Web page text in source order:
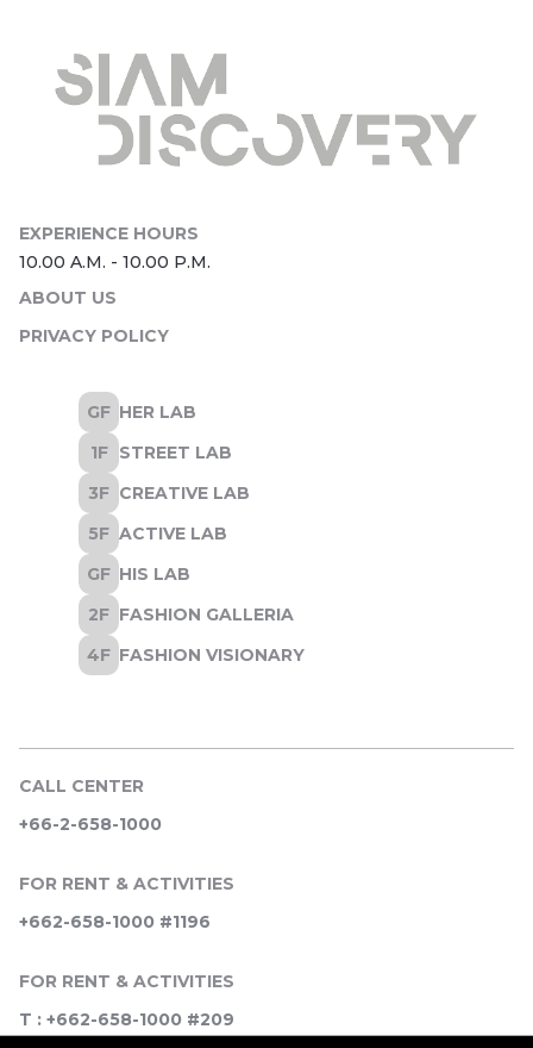
ABOUT US
PRIVACY POLICY
CALL CENTER
+66-2-658-1000
FOR RENT & ACTIVITIES
+662-658-1000 #1196
FOR RENT & ACTIVITIES
T : +662-658-1000 #209